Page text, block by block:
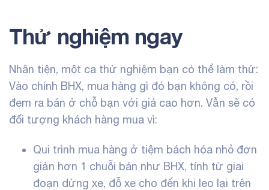
Thử nghiệm ngay
Nhân tiện, một ca thử nghiệm bạn có thể làm thử:
Vào chính BHX, mua hàng gì đó bạn không có, rồi
đem ra bán ở chỗ bạn với giá cao hơn. Vẫn sẽ có
đối tượng khách hàng mua vì:
Qui trình mua hàng ở tiệm bách hóa nhỏ đơn
giản hơn 1 chuỗi bán như BHX, tính từ giai
đoạn dừng xe, đỗ xe cho đến khi leo lại trên